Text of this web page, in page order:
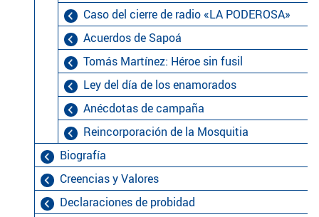
Biografía
Creencias y Valores
Declaraciones de probidad
Caso del cierre de radio «LA PODEROSA»
Acuerdos de Sapoá
Tomás Martínez: Héroe sin fusil
Ley del día de los enamorados
Anécdotas de campaña
Reincorporación de la Mosquitia